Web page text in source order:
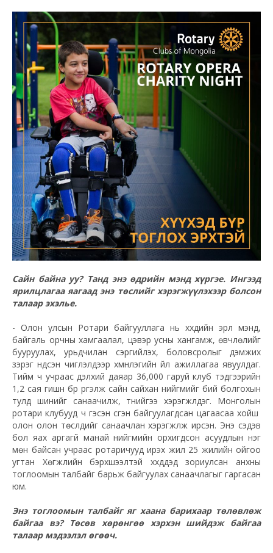
Сайн байна уу? Танд энэ өдрийн мэнд хүргэе. Ингээд
ярилцлагаа яагаад энэ төслийг хэрэгжүүлэхээр болсон
талаар эхэлье.
- Олон улсын Ротари байгууллага нь хүүхдийн эрүүл мэнд,
байгаль орчны хамгаалал, цэвэр усны хангамж, өвчлөлийг
бууруулах, урьдчилан сэргийлэх, боловсролыг дэмжих
зэрэг үндсэн чиглэлүүдээр хүмүүнлэгийн үйл ажиллагаа явуулдаг.
Тийм ч учраас дэлхий даяар 36,000 гаруй клуб тэдгээрийн
1,2 сая гишүүн бүр үргэлж сайн сайхан нийгмийг бий болгохын
тулд шинийг санаачилж, түүнийгээ хэрэгжүүлдэг. Монголын
ротари клубууд ч гэсэн үүсгэн байгуулагдсан цагаасаа хойш
олон олон төслүүдийг санаачлан хэрэгжүүлж ирсэн. Энэ сэдэв
бол яах аргагүй манай нийгмийн орхигдсон асуудлын нэг
мөн байсан учраас ротаричууд ирэх жил 25 жилийн ойгоо
угтан Хөгжлийн бэрхшээлтэй хүүхдүүдэд зориулсан анхны
тоглоомын талбайг барьж байгуулах санаачлагыг гаргасан
юм.
Энэ тоглоомын талбайг яг хаана барихаар төлөвлөж
байгаа вэ? Төсөв хөрөнгөө хэрхэн шийдэж байгаа
талаар мэдээлэл өгөөч.